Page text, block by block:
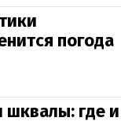
погода
шквалы: где и